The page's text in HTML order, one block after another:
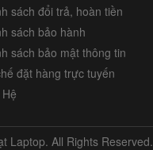
sách đổi trả, hoàn tiền
sách bảo hành
sách bảo mật thông tin
đặt hàng trực tuyến
Laptop. All Rights Reserved.